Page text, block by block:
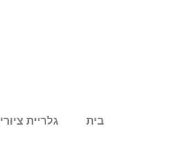
בית גלריית